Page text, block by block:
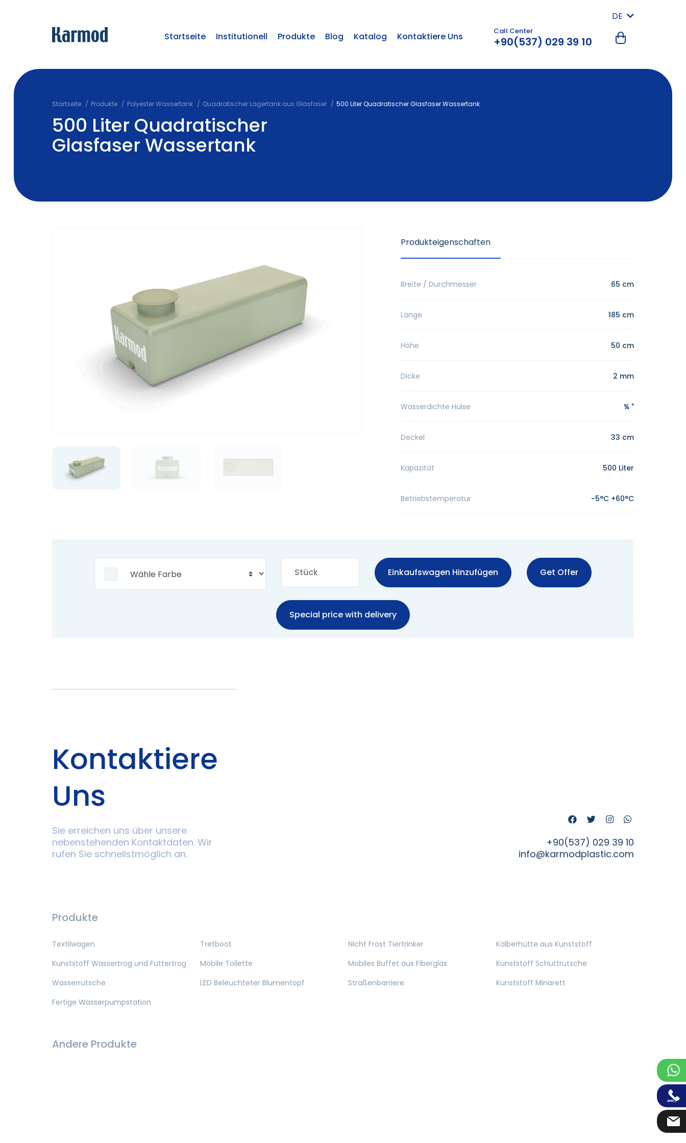
DE
Startseite
Institutionell Produkte Blog Katalog Kontaktiere Uns Call Center
+90(537) 029 39 10
Startseite Produkte Polyester Wassertank Quadratischer Lagertank aus Glasfaser 500 Liter Quadratischer Glasfaser Wassertank
500 Liter Quadratischer
Glasfaser Wassertank
Produkteigenschaften
Breite / Durchmesser 65 cm
Länge 185 cm
Höhe 50 cm
Dicke 2 mm
Wasserdichte Hülse ¾ "
Deckel 33 cm
Kapazität 500 Liter
Betriebstemperatur -5°C +60°C
Einkaufswagen Hinzufügen Get Offer
Special price with delivery
Kontaktiere
Uns
Sie erreichen uns über unsere
nebenstehenden Kontaktdaten. Wir
rufen Sie schnellstmöglich an.
+90(537) 029 39 10
info@karmodplastic.com
Produkte
Textilwagen Tretboot Nicht Frost Tiertrinker
Kälberhütte aus Kunststoff
Kunststoff Wassertrog und Futtertrog
Mobile Toilette Mobiles Buffet aus Fiberglas
Kunststoff Schuttrutsche
Wasserrutsche
LED Beleuchteter Blumentopf Straßenbarriere
Kunststoff Minarett
Fertige Wasserpumpstation
Andere Produkte